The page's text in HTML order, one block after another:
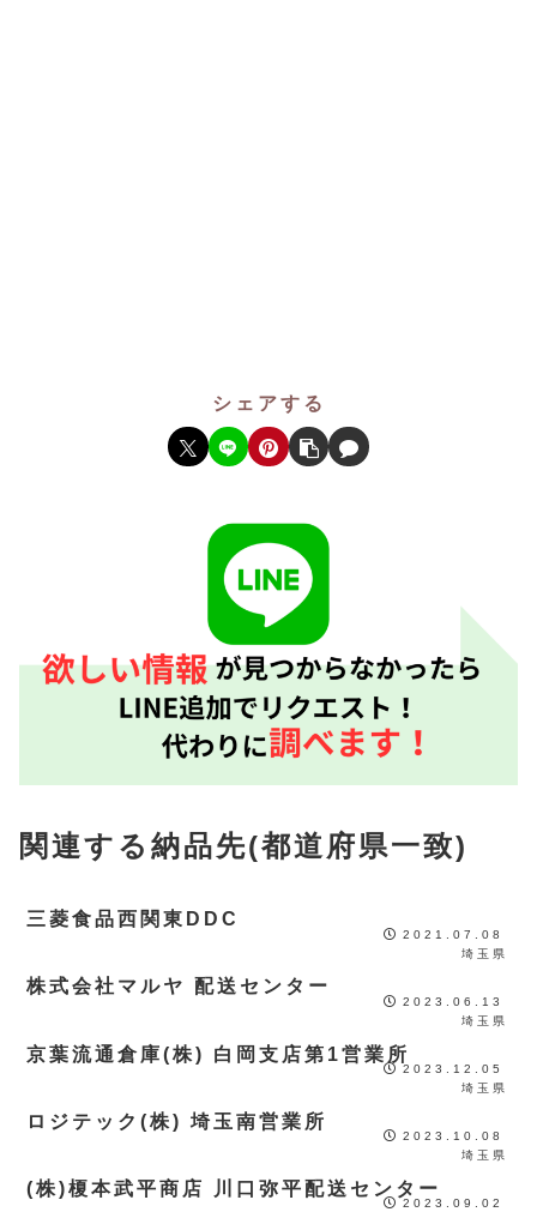
シェアする
関連する納品先(都道府県一致)
三菱食品西関東DDC
2021.07.08
埼玉県
株式会社マルヤ 配送センター
2023.06.13
埼玉県
京葉流通倉庫(株) 白岡支店第1営業所
2023.12.05
埼玉県
ロジテック(株) 埼玉南営業所
2023.10.08
埼玉県
(株)榎本武平商店 川口弥平配送センター
2023.09.02